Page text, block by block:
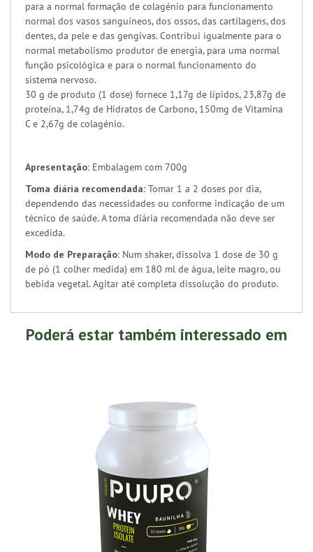
para a normal formação de colagénio para funcionamento
normal dos vasos sanguíneos, dos ossos, das cartilagens, dos
dentes, da pele e das gengivas. Contribui igualmente para o
normal metabolismo produtor de energia, para uma normal
função psicológica e para o normal funcionamento do
sistema nervoso.
30 g de produto (1 dose) fornece 1,17g de lípidos, 23,87g de
proteína, 1,74g de Hidratos de Carbono, 150mg de Vitamina
C e 2,67g de colagénio.
Apresentação: Embalagem com 700g
Toma diária recomendada: Tomar 1 a 2 doses por dia,
dependendo das necessidades ou conforme indicação de um
técnico de saúde. A toma diária recomendada não deve ser
excedida.
Modo de Preparação: Num shaker, dissolva 1 dose de 30 g
de pó (1 colher medida) em 180 ml de água, leite magro, ou
bebida vegetal. Agitar até completa dissolução do produto.
Poderá estar também interessado em